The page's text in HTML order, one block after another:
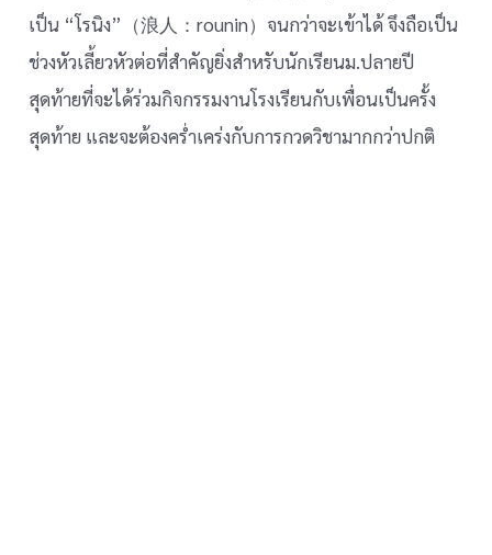
เป็น “โรนิง”（浪人：rounin）จนกว่าจะเข้าได้ จึงถือเป็น
ช่วงหัวเลี้ยวหัวต่อที่สำคัญยิ่งสำหรับนักเรียนม.ปลายปี
สุดท้ายที่จะได้ร่วมกิจกรรมงานโรงเรียนกับเพื่อนเป็นครั้ง
สุดท้าย และจะต้องคร่ำเคร่งกับการกวดวิชามากกว่าปกติ